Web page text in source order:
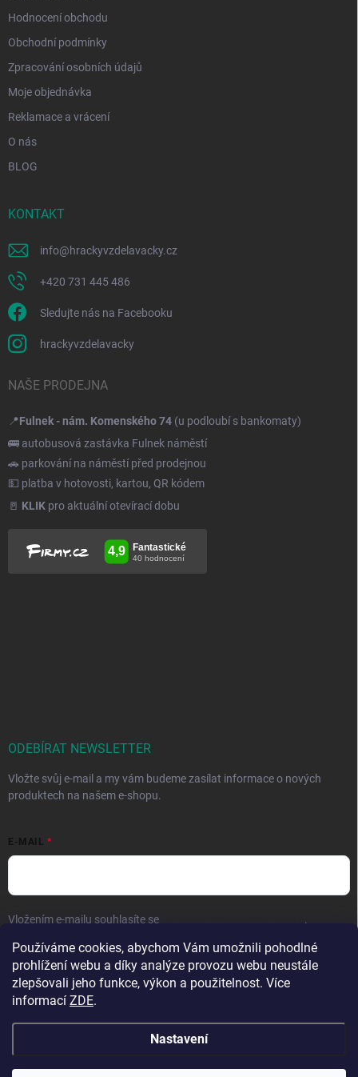
Používáme cookies, abychom Vám umožnili pohodlné
prohlížení webu a díky analýze provozu webu neustále
zlepšovali jeho funkce, výkon a použitelnost. Více
informací ZDE.
Nastavení
Hodnocení obchodu
Obchodní podmínky
Zpracování osobních údajů
Moje objednávka
Reklamace a vrácení
O nás
BLOG
KONTAKT
info@hrackyvzdelavacky.cz
+420 731 445 486
Sledujte nás na Facebooku
hrackyvzdelavacky
NAŠE PRODEJNA
📍Fulnek - nám. Komenského 74 (u podloubí s bankomaty)
🚌 autobusová zastávka Fulnek náměstí
🚗 parkování na náměstí před prodejnou
💵 platba v hotovosti, kartou, QR kódem
🚪 KLIK pro aktuální otevírací dobu
ODEBÍRAT NEWSLETTER
Vložte svůj e-mail a my vám budeme zasílat informace o nových
produktech na našem e-shopu.
E-MAIL
Vložením e-mailu souhlasíte se .
Přihlásit se
Copyright 2026Hračky vzdělávačky. Všechna práva vyhrazena.Upravit